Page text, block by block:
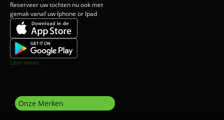
Reserveer uw tochten nu ook met
gemak vanaf uw Iphone or Ipad
Leer meer.
Onze Merken